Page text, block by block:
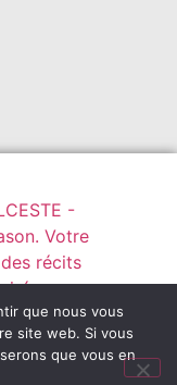
que nous vous
site web. Si vous
que vous en